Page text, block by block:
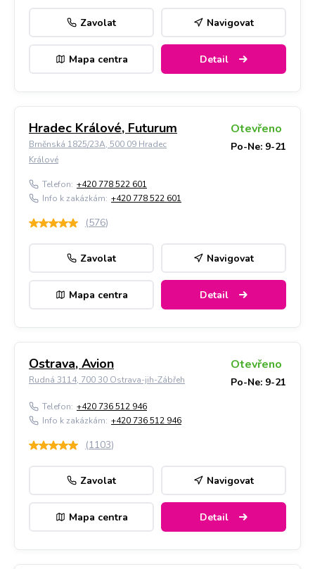
Zavolat Navigovat
Mapa centra Detail
Hradec Králové, Futurum
Brněnská 1825/23A, 500 09 Hradec
Králové
Otevřeno
Po-Ne: 9-21
Telefon: +420 778 522 601
Info k zakázkám: +420 778 522 601
(576)
Zavolat Navigovat
Mapa centra Detail
Ostrava, Avion
Rudná 3114, 700 30 Ostrava-jih-Zábřeh
Otevřeno
Po-Ne: 9-21
Telefon: +420 736 512 946
Info k zakázkám: +420 736 512 946
(1103)
Zavolat Navigovat
Mapa centra Detail